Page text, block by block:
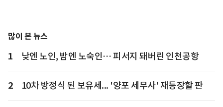
많이 본 뉴스
1 낮엔 노인, 밤엔 노숙인… 피서지 돼버린 인천공항
2 10차 방정식 된 보유세... '양포 세무사' 재등장할 판